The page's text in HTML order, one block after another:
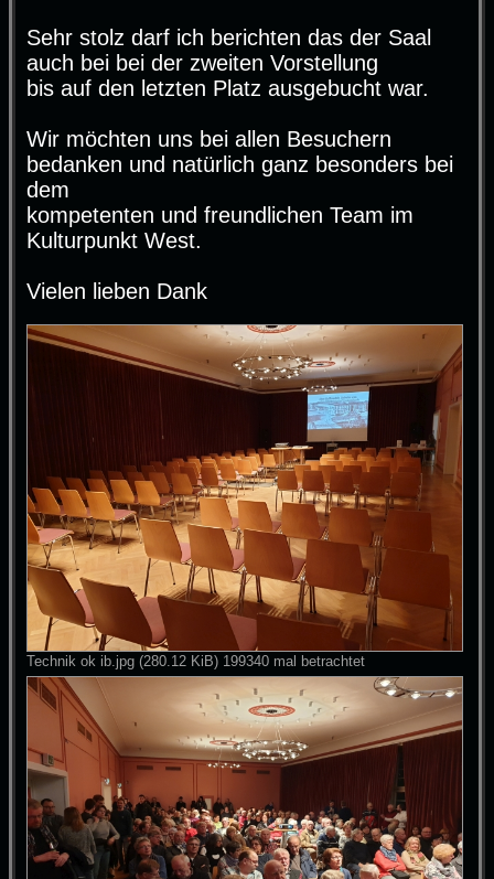
Sehr stolz darf ich berichten das der Saal
auch bei bei der zweiten Vorstellung
bis auf den letzten Platz ausgebucht war.
Wir möchten uns bei allen Besuchern
bedanken und natürlich ganz besonders bei
dem
kompetenten und freundlichen Team im
Kulturpunkt West.
Vielen lieben Dank
Technik ok ib.jpg (280.12 KiB) 199340 mal betrachtet